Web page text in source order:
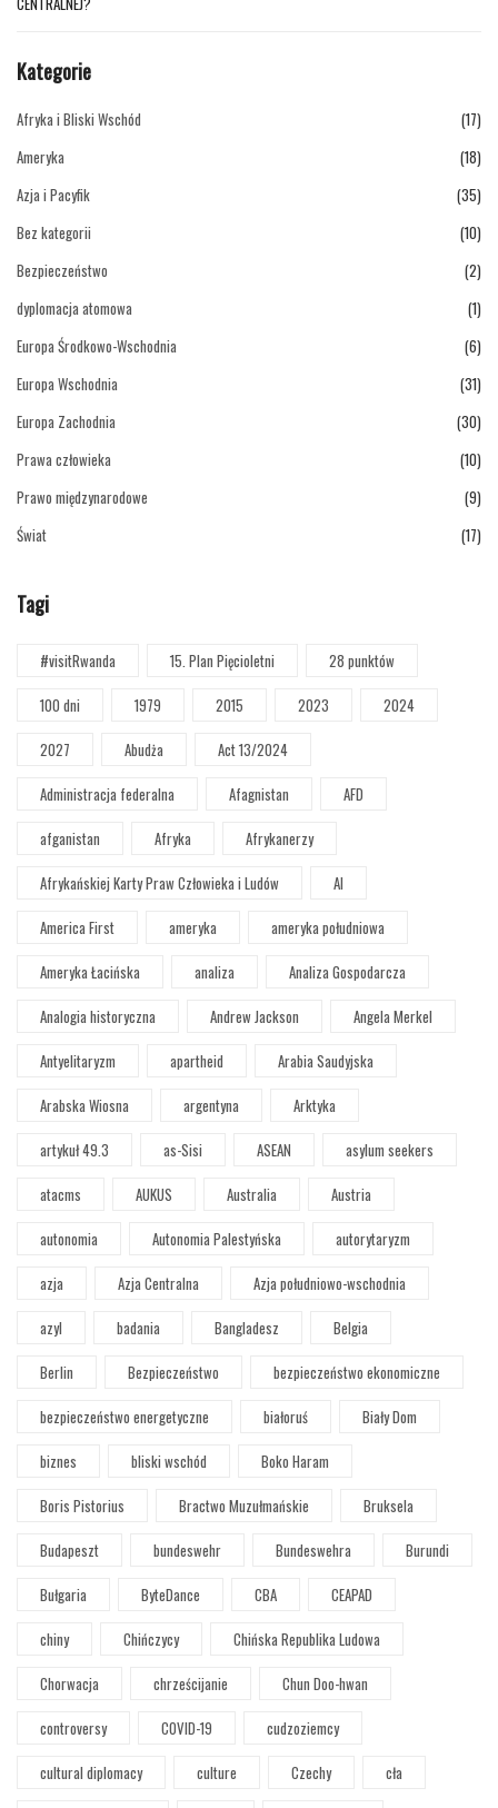
Kategorie
Afryka i Bliski Wschód
(17)
Ameryka
(18)
Azja i Pacyfik
(35)
Bez kategorii
(10)
Bezpieczeństwo
(2)
dyplomacja atomowa
(1)
Europa Środkowo-Wschodnia
(6)
Europa Wschodnia
(31)
Europa Zachodnia
(30)
Prawa człowieka
(10)
Prawo międzynarodowe
(9)
Świat
(17)
Tagi
#visitRwanda 15. Plan Pięcioletni
28 punktów
100 dni
1979 2015 2023
2024
2027
Abudża
Act 13/2024
Administracja federalna
Afagnistan
AFD
afganistan
Afryka
Afrykanerzy
Afrykańskiej Karty Praw Człowieka i Ludów
AI
America First
ameryka
ameryka południowa
Ameryka Łacińska
analiza
Analiza Gospodarcza
Analogia historyczna
Andrew Jackson
Angela Merkel
Antyelitaryzm
apartheid
Arabia Saudyjska
Arabska Wiosna
argentyna
Arktyka
artykuł 49.3
as-Sisi ASEAN
asylum seekers
atacms
AUKUS Australia
Austria
autonomia
Autonomia Palestyńska
autorytaryzm
azja
Azja Centralna
Azja południowo-wschodnia
azyl
badania Bangladesz
Belgia
Berlin
Bezpieczeństwo
bezpieczeństwo ekonomiczne
bezpieczeństwo energetyczne
białoruś
Biały Dom
biznes
bliski wschód
Boko Haram
Boris Pistorius
Bractwo Muzułmańskie
Bruksela
Budapeszt
bundeswehr Bundeswehra
Burundi
Bułgaria
ByteDance CBA
CEAPAD
chiny
Chińczycy
Chińska Republika Ludowa
Chorwacja
chrześcijanie
Chun Doo-hwan
controversy
COVID-19
cudzoziemcy
cultural diplomacy
culture Czechy
cła